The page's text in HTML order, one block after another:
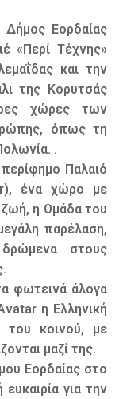
Δήμος Εορδαίας
«Περί Τέχνης»
και την
της Κορυτσάς
χώρες των
όπως τη
.
Παλαιό
ένα χώρο με
ζωή, η Ομάδα του
παρέλαση,
δρώμενα στους
φωτεινά άλογα
η Ελληνική
του κοινού, με
μαζί της.
Εορδαίας στο
για την